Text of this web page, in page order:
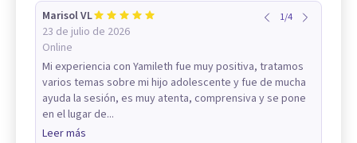
Marisol VL
23 de julio de 2026
Online
1/4
Mi experiencia con Yamileth fue muy positiva, tratamos
varios temas sobre mi hijo adolescente y fue de mucha
ayuda la sesión, es muy atenta, comprensiva y se pone
en el lugar de...
Leer más